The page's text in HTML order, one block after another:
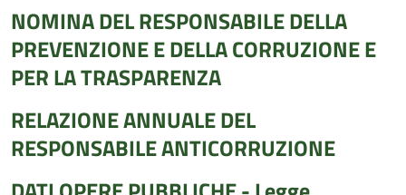
NOMINA DEL RESPONSABILE DELLA
PREVENZIONE E DELLA CORRUZIONE E
PER LA TRASPARENZA
RELAZIONE ANNUALE DEL
RESPONSABILE ANTICORRUZIONE